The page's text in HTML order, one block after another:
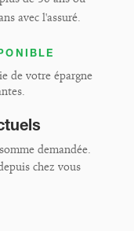
avec l'assuré.
de votre épargne
demandée.
chez vous